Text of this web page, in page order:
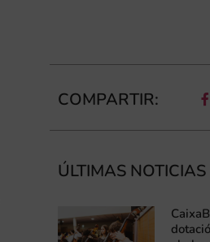
COMPARTIR:
ÚLTIMAS NOTICIAS